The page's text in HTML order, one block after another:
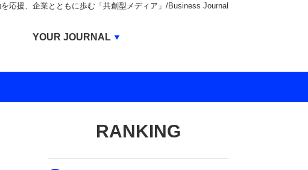
応援、企業とともに歩む「共創型メディア」/Business Journal
RANKING
YOUR JOURNAL
BUSINESS JOURNAL
IVS JOURNAL
ENERGY MANAGEMENT JOURNAL